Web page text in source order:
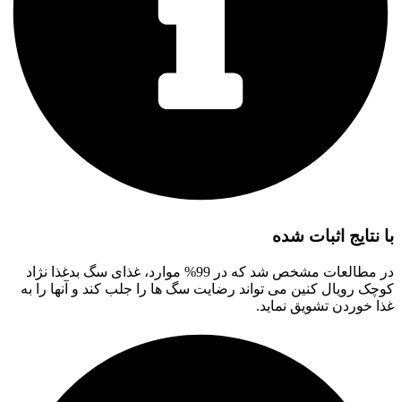
با نتایج اثبات شده
در مطالعات مشخص شد که در 99% موارد، غذای سگ بدغذا نژاد
کوچک رویال کنین می تواند رضایت سگ ها را جلب کند و آنها را به
غذا خوردن تشویق نماید.